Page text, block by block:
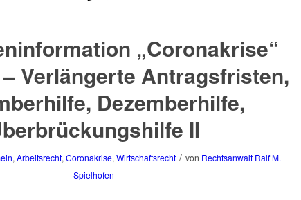
„Coronakrise“
– Verlängerte Antragsfristen,
Dezemberhilfe,
II
, Arbeitsrecht, Coronakrise, Wirtschaftsrecht / von Rechtsanwalt Ralf M.
Spielhofen